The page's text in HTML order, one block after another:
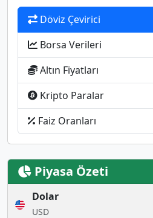
Döviz Çevirici
Borsa Verileri
Altın Fiyatları
Kripto Paralar
Faiz Oranları
Piyasa Özeti
Dolar
USD